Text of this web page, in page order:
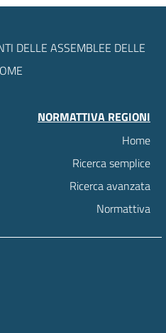
DELLE ASSEMBLEE DELLE
NORMATTIVA REGIONI
Home
Ricerca semplice
Ricerca avanzata
Normattiva